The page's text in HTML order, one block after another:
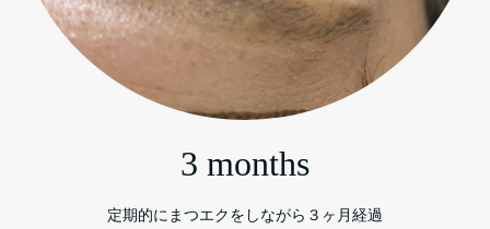
3 months
定期的にまつエクをしながら３ヶ月経過